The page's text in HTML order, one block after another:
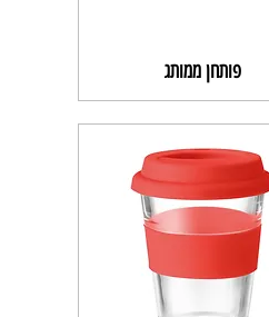
פותחן ממותג